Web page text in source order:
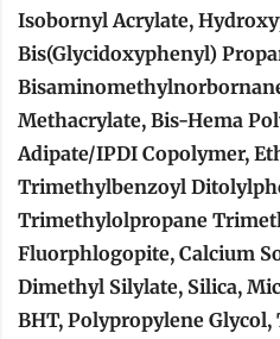
Isobornyl Acrylate,
Bis(Glycidoxyphenyl)
Methacrylate, Bis-Hema
Adipate/IPDI Copolymer,
Trimethylbenzoyl
Trimethylolpropane
Fluorphlogopite, Calcium
Dimethyl Silylate, Silica,
BHT, Polypropylene Glycol,